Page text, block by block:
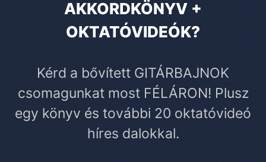
AKKORDKÖNYV +
OKTATÓVIDEÓK?
Kérd a bővített GITÁRBAJNOK
csomagunkat most FÉLÁRON! Plusz
egy könyv és további 20 oktatóvideó
híres dalokkal.